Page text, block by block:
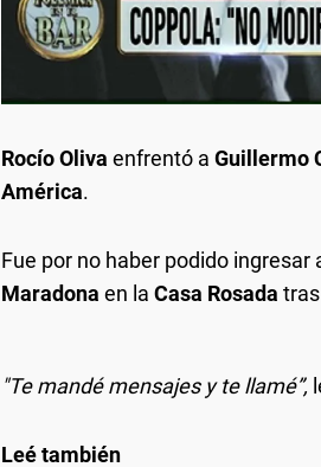
Rocío Oliva enfrentó a Guillermo
América.
Fue por no haber podido
Maradona en la Casa Rosada
"Te mandé mensajes y te llamé”,